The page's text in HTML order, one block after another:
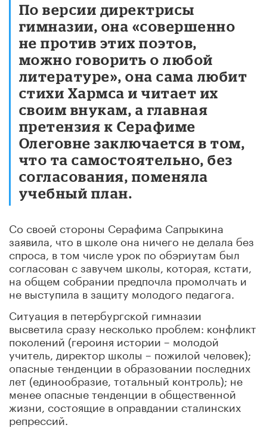
По версии директрисы
гимназии, она «совершенно
не против этих поэтов,
можно говорить о любой
литературе», она сама любит
стихи Хармса и читает их
своим внукам, а главная
претензия к Серафиме
Олеговне заключается в том,
что та самостоятельно, без
согласования, поменяла
учебный план.
Со своей стороны Серафима Сапрыкина
заявила, что в школе она ничего не делала без
спроса, в том числе урок по обэриутам был
согласован с завучем школы, которая, кстати,
на общем собрании предпочла промолчать и
не выступила в защиту молодого педагога.
Ситуация в петербургской гимназии
высветила сразу несколько проблем: конфликт
поколений (героиня истории – молодой
учитель, директор школы – пожилой человек);
опасные тенденции в образовании последних
лет (единообразие, тотальный контроль); не
менее опасные тенденции в общественной
жизни, состоящие в оправдании сталинских
репрессий.